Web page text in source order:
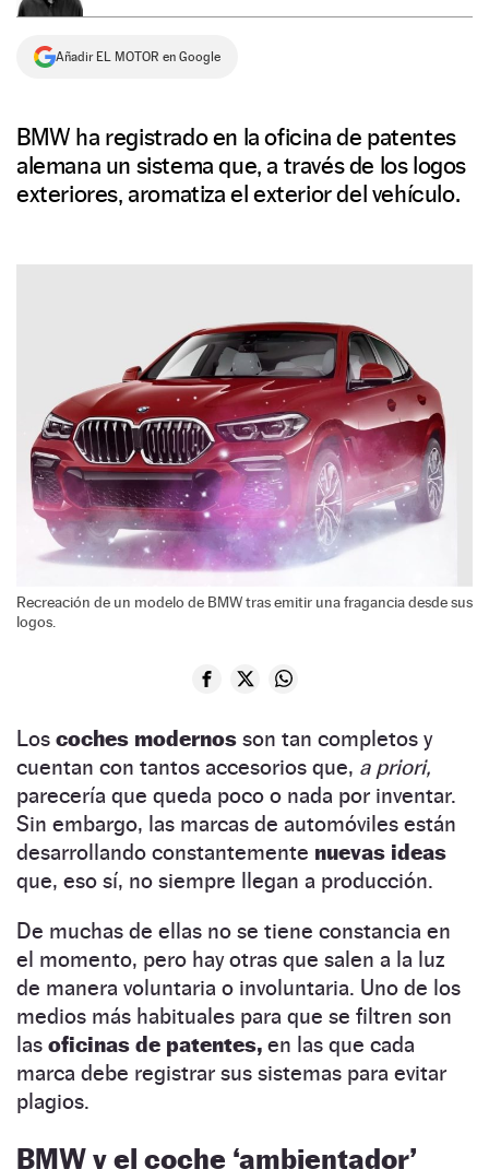
Añadir EL MOTOR en Google
BMW ha registrado en la oficina de patentes
alemana un sistema que, a través de los logos
exteriores, aromatiza el exterior del vehículo.
Recreación de un modelo de BMW tras emitir una fragancia desde sus
logos.
Los coches modernos son tan completos y
cuentan con tantos accesorios que, a priori,
parecería que queda poco o nada por inventar.
Sin embargo, las marcas de automóviles están
desarrollando constantemente nuevas ideas
que, eso sí, no siempre llegan a producción.
De muchas de ellas no se tiene constancia en
el momento, pero hay otras que salen a la luz
de manera voluntaria o involuntaria. Uno de los
medios más habituales para que se filtren son
las oficinas de patentes, en las que cada
marca debe registrar sus sistemas para evitar
plagios.
BMW y el coche ‘ambientador’